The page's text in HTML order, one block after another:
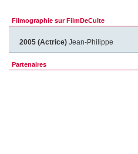
Filmographie sur FilmDeCulte
2005 (Actrice) Jean-Philippe
Partenaires